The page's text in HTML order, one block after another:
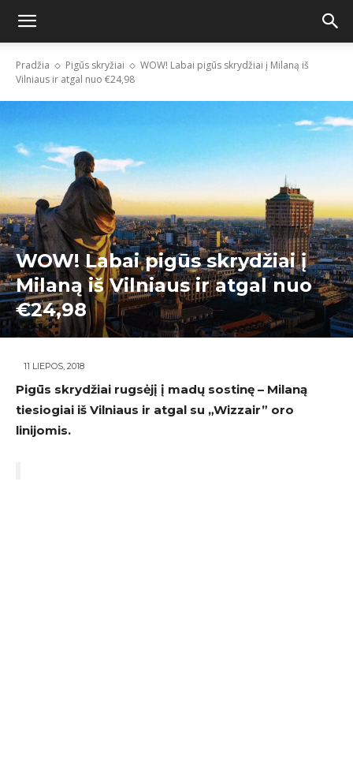
Pradžia Pigūs skryžiai
WOW! Labai pigūs skrydžiai į Milaną iš
Vilniaus ir atgal nuo €24,98
WOW! Labai pigūs skrydžiai į
Milaną iš Vilniaus ir atgal nuo
€24,98
11 LIEPOS, 2018
Pigūs skrydžiai rugsėjį į madų sostinę – Milaną
tiesiogiai iš Vilniaus ir atgal su „Wizzair” oro
linijomis.